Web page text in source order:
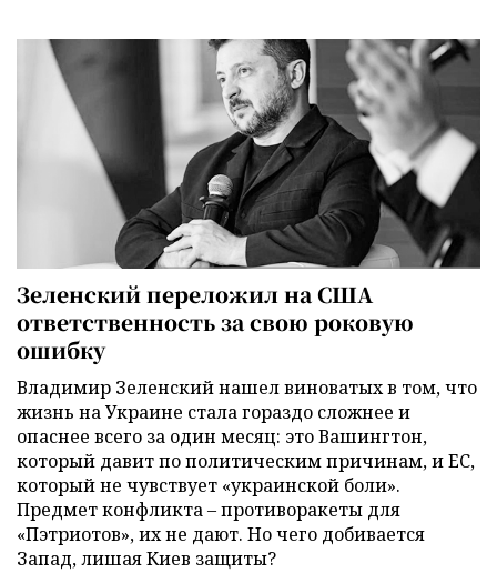
Зеленский переложил на США
ответственность за свою роковую
ошибку
Владимир Зеленский нашел виноватых в том, что
жизнь на Украине стала гораздо сложнее и
опаснее всего за один месяц: это Вашингтон,
который давит по политическим причинам, и ЕС,
который не чувствует «украинской боли».
Предмет конфликта – противоракеты для
«Пэтриотов», их не дают. Но чего добивается
Запад, лишая Киев защиты?